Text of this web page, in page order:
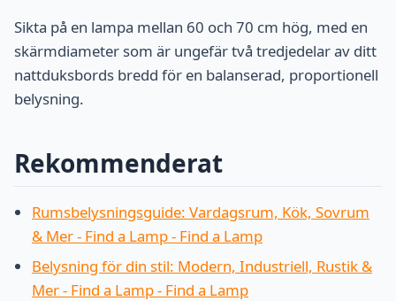
Sikta på en lampa mellan 60 och 70 cm hög, med en
skärmdiameter som är ungefär två tredjedelar av ditt
nattduksbords bredd för en balanserad, proportionell
belysning.
Rekommenderat
Rumsbelysningsguide: Vardagsrum, Kök, Sovrum
& Mer - Find a Lamp - Find a Lamp
Belysning för din stil: Modern, Industriell, Rustik &
Mer - Find a Lamp - Find a Lamp